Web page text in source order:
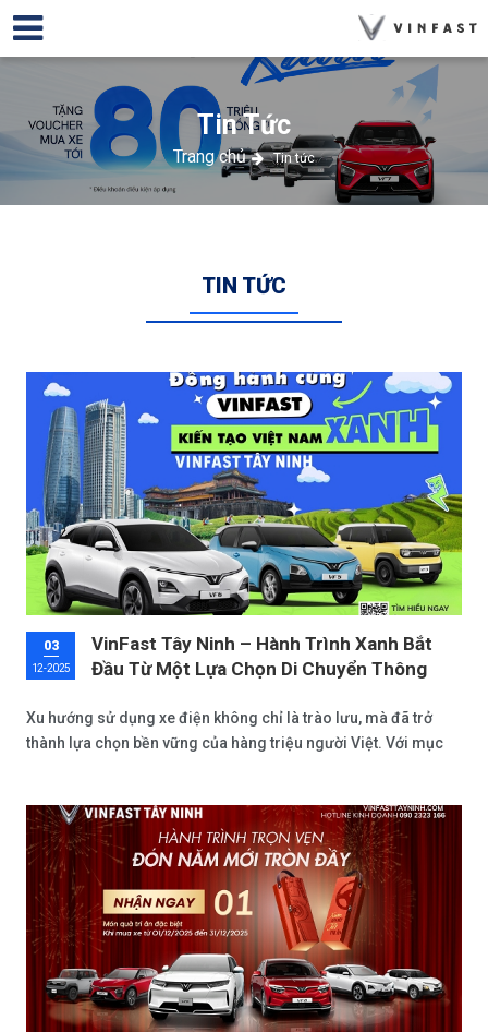
Tin Tức
Trang chủ Tin tức
TIN TỨC
03
12-2025
VinFast Tây Ninh – Hành Trình Xanh Bắt
Đầu Từ Một Lựa Chọn Di Chuyển Thông
Xu hướng sử dụng xe điện không chỉ là trào lưu, mà đã trở
thành lựa chọn bền vững của hàng triệu người Việt. Với mục
cho mọi nhu cầu: từ cá nhân trẻ trung đến gia đình hiện
đại.Tại VinFast Tây Ninh và VinFast Trảng Bàng, khách hàng
có thể dễ dàng trải nghiệm bộ ba mẫu xe điện bán chạy gồm
VF 3, VF 5 và VF 6, cùng nhiều ưu đãi hấp dẫn trong mùa tri ân
cuối năm.